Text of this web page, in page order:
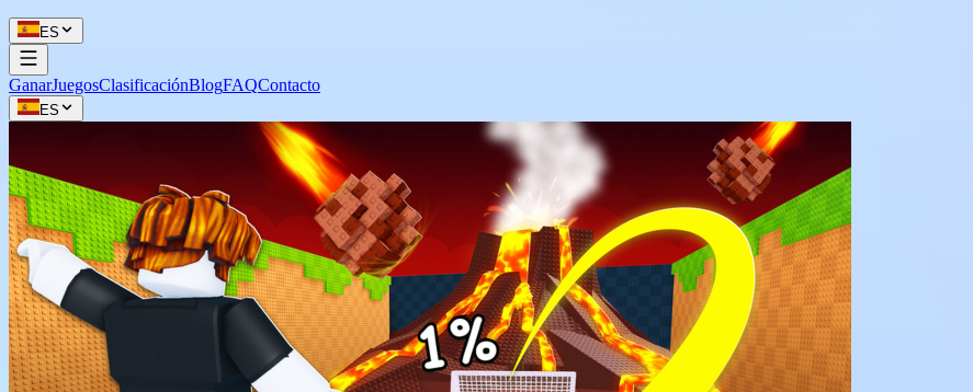
ES
GanarJuegosClasificaciónBlogFAQContacto
ES